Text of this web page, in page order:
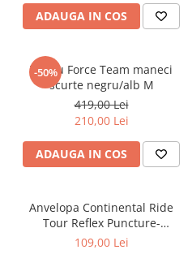
ADAUGA IN COS
-50%
Tricou Force Team maneci
scurte negru/alb M
419,00 Lei
210,00 Lei
ADAUGA IN COS
Anvelopa Continental Ride
Tour Reflex Puncture-
ProTection 28-622
109,00 Lei